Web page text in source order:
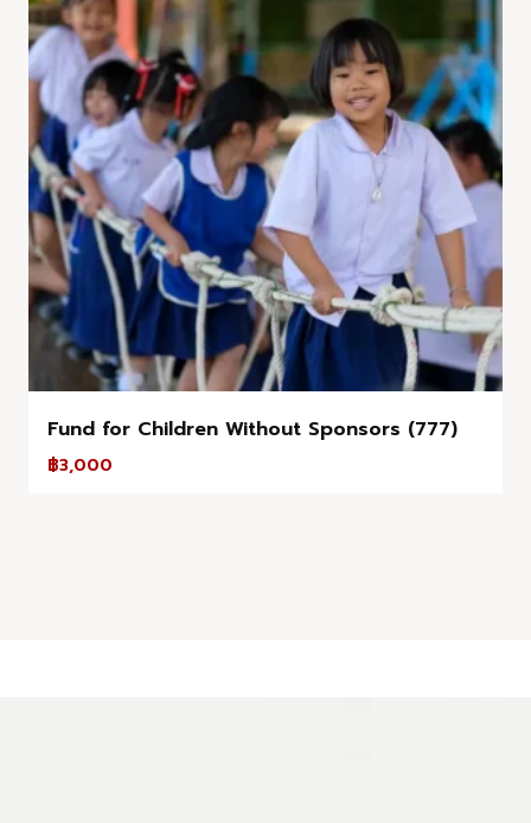
Fund for Children Without Sponsors (777)
฿3,000